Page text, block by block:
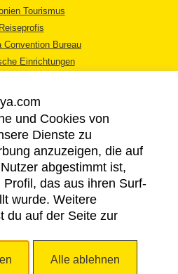
Tourismus
Reiseprofis
Convention Bureau
Einrichtungen
HINWEIS
COOKIES
und Cookies von
Dienste zu
anzuzeigen, die auf
abgestimmt ist,
das aus ihren Surf-
wurde. Weitere
du auf der Seite zur
Alle ablehnen